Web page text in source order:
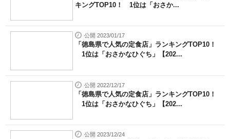
キングTOP10！ 1位は「おさか...
公開 2023/01/17
「徳島県で人気の定食店」ランキングTOP10！
1位は「おさかなひぐち」【202...
公開 2022/12/17
「徳島県で人気の定食店」ランキングTOP10！
1位は「おさかなひぐち」【202...
公開 2023/12/24